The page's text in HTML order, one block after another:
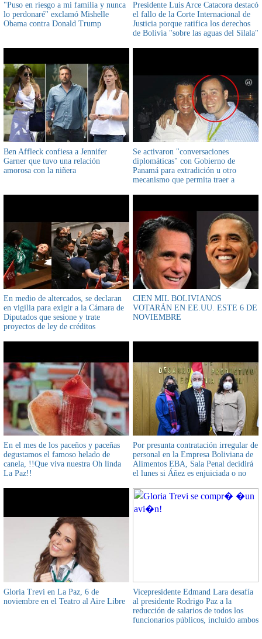
"Puso en riesgo a mi familia y nunca
lo perdonaré" exclamó Mishelle
Obama contra Donald Trump
Presidente Luis Arce Catacora destacó
el fallo de la Corte Internacional de
Justicia porque ratifica los derechos
de Bolivia "sobre las aguas del Silala"
Ben Affleck confiesa a Jennifer
Garner que tuvo una relación
amorosa con la niñera
Se activaron "conversaciones
diplomáticas" con Gobierno de
Panamá para extradición u otro
mecanismo que permita traer a
En medio de altercados, se declaran
en vigilia para exigir a la Cámara de
Diputados que sesione y trate
proyectos de ley de créditos
CIEN MIL BOLIVIANOS
VOTARÁN EN EE.UU. ESTE 6 DE
NOVIEMBRE
En el mes de los paceños y paceñas
degustamos el famoso helado de
canela, !!Que viva nuestra Oh linda
La Paz!!
Por presunta contratación irregular de
personal en la Empresa Boliviana de
Alimentos EBA, Sala Penal decidirá
el lunes si Áñez es enjuiciada o no
Gloria Trevi en La Paz, 6 de
noviembre en el Teatro al Aire Libre
Vicepresidente Edmand Lara desafía
al presidente Rodrigo Paz a la
reducción de salarios de todos los
funcionarios públicos, incluido ambos